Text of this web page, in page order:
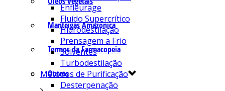
Manteigas Amazônica
Termos da Farmacopeia
Outros
Enfleurage
Fluído Supercrítico
Hidrodestilação
Prensagem a Frio
Solventes
Turbodestilação
Métodos de Purificação
Desterpenação